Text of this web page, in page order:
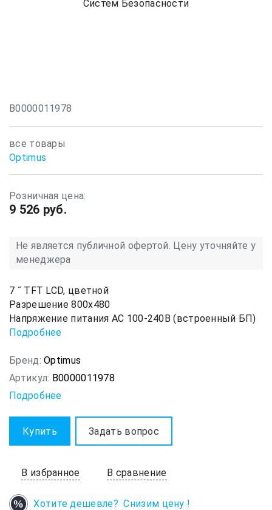
В0000011978
все товары
Optimus
Розничная цена:
9 526 руб.
Не является публичной офертой. Цену уточняйте у
менеджера
7 ˝ TFT LCD, цветной
Разрешение 800х480
Напряжение питания АС 100-240В (встроенный БП)
Подробнее
Бренд: Optimus
Артикул: В0000011978
Подробнее
Купить Задать вопрос
В избранное В сравнение
Хотите дешевле? Снизим цену !